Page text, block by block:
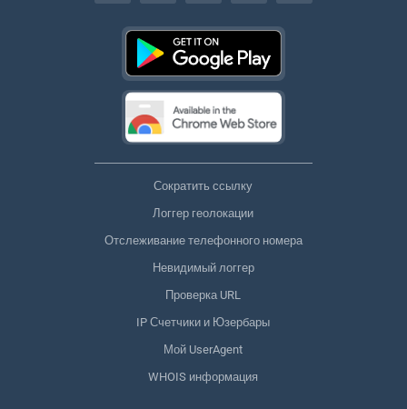
Сократить ссылку
Логгер геолокации
Отслеживание телефонного номера
Невидимый логгер
Проверка URL
IP Счетчики и Юзербары
Мой UserAgent
WHOIS информация